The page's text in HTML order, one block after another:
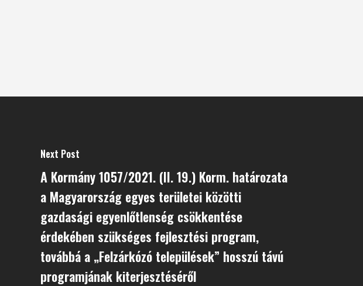
Next Post
A Kormány 1057/2021. (II. 19.) Korm. határozata
a Magyarország egyes területei közötti
gazdasági egyenlőtlenség csökkentése
érdekében szükséges fejlesztési program,
továbbá a „Felzárkózó települések” hosszú távú
programjának kiterjesztéséről